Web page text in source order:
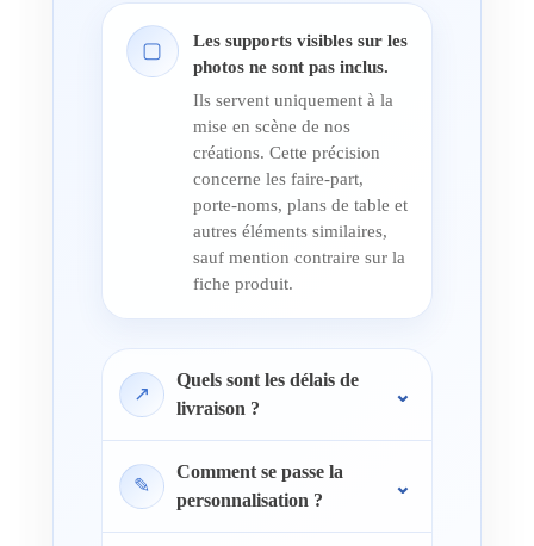
▢
Les supports visibles sur les
photos ne sont pas inclus.
Ils servent uniquement à la
mise en scène de nos
créations. Cette précision
concerne les faire-part,
porte-noms, plans de table et
autres éléments similaires,
sauf mention contraire sur la
fiche produit.
↗
Quels sont les délais de
livraison ?
✎
Comment se passe la
personnalisation ?